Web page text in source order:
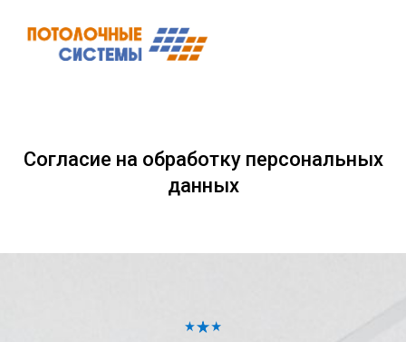
Согласие на обработку персональных
данных